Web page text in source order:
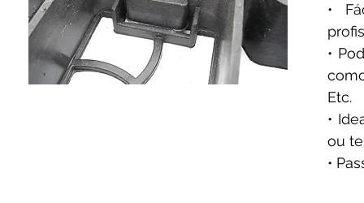
•
•
Etc.
•
ou
•